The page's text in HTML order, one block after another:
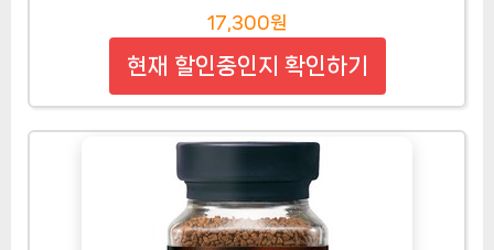
17,300원
현재 할인중인지 확인하기